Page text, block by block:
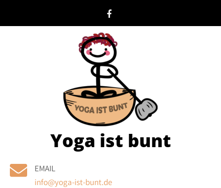
Yoga ist bunt
EMAIL
info@yoga-ist-bunt.de